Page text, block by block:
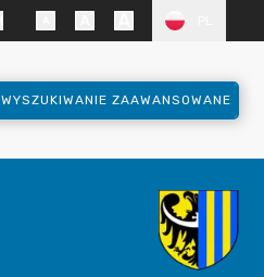
WYSZUKIWANIE ZAAWANSOWANE